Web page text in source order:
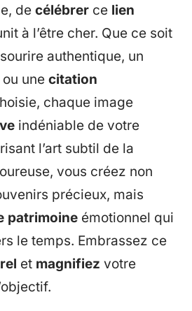
de célébrer ce lien
à l’être cher. Que ce soit
authentique, un
une citation
chaque image
indéniable de votre
l’art subtil de la
vous créez non
précieux, mais
patrimoine émotionnel qui
le temps. Embrassez ce
et magnifiez votre